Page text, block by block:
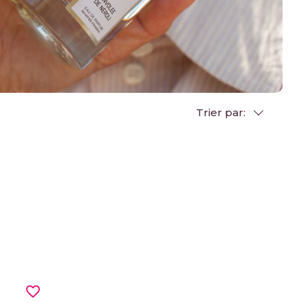
Trier par:
favorite_border